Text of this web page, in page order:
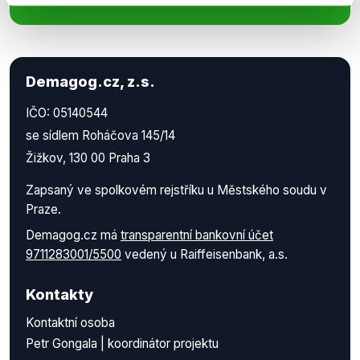
Demagog.cz, z.s.
IČO: 05140544
se sídlem Roháčova 145/14
Žižkov, 130 00 Praha 3
Zapsaný ve spolkovém rejstříku u Městského soudu v
Praze.
Demagog.cz má transparentní bankovní účet
9711283001/5500 vedený u Raiffeisenbank, a.s.
Kontakty
Kontaktní osoba
Petr Gongala | koordinátor projektu